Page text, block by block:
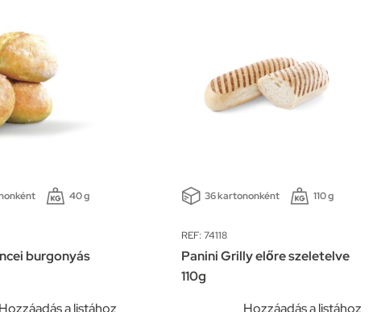
40 g
burgonyás
Hozzáadás a listához
36 kartononként 110 g
REF: 74118
Panini Grilly előre szeletelve
110g
Hozzáadás a listához